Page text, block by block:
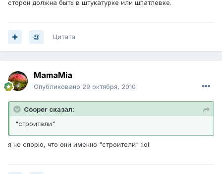
сторон должна быть в штукатурке или шпатлевке.
Цитата
MamaMia
Опубликовано 29 октября, 2010
Cooper сказал:
"строители"
я не спорю, что они именно "строители" :lol: